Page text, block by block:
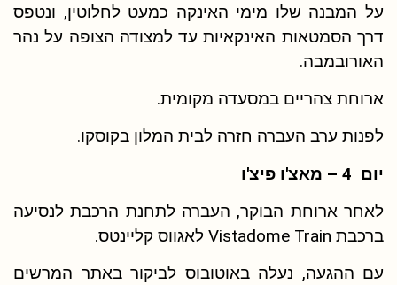
על המבנה שלו מימי האינקה כמעט לחלוטין, ונטפס
דרך הסמטאות האינקאיות עד למצודה הצופה על נהר
האורובמבה.
ארוחת צהריים במסעדה מקומית.
לפנות ערב העברה חזרה לבית המלון בקוסקו.
יום 4 – מאצ'ו פיצ'ו
לאחר ארוחת הבוקר, העברה לתחנת הרכבת לנסיעה
ברכבת Vistadome Train לאגווס קליינטס.
עם ההגעה, נעלה באוטובוס לביקור באתר המרשים